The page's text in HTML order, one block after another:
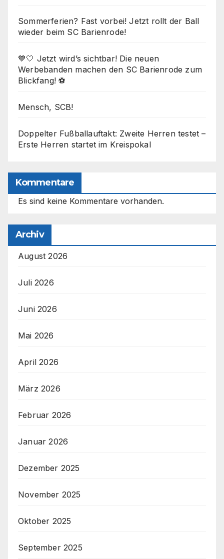
Sommerferien? Fast vorbei! Jetzt rollt der Ball
wieder beim SC Barienrode!
💙🤍 Jetzt wird’s sichtbar! Die neuen
Werbebanden machen den SC Barienrode zum
Blickfang! ⚽
Mensch, SCB!
Doppelter Fußballauftakt: Zweite Herren testet –
Erste Herren startet im Kreispokal
Kommentare
Es sind keine Kommentare vorhanden.
Archiv
August 2026
Juli 2026
Juni 2026
Mai 2026
April 2026
März 2026
Februar 2026
Januar 2026
Dezember 2025
November 2025
Oktober 2025
September 2025